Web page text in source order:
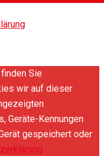
Sie
wir auf dieser
Geräte-Kennungen
gespeichert oder